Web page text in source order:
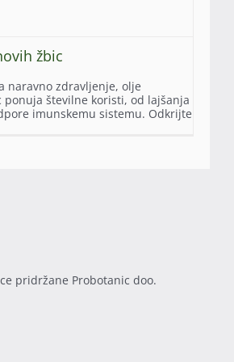
žbic
naravno zdravljenje, olje
ponuja številne koristi, od lajšanja
imunskemu sistemu. Odkrijte
pridržane Probotanic doo.